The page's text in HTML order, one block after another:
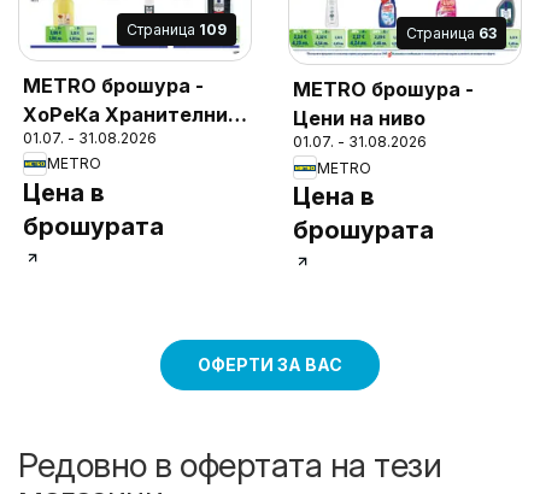
Cтраница 109
METRO брошура -
ХоРеКа Хранителни
стоки
01.07. - 31.08.2026
METRO
Цена в
брошурата
Cтраница 63
METRO брошура -
Цени на ниво
01.07. - 31.08.2026
METRO
Цена в
брошурата
ОФЕРТИ ЗА ВАС
Редовно в офертата на тези